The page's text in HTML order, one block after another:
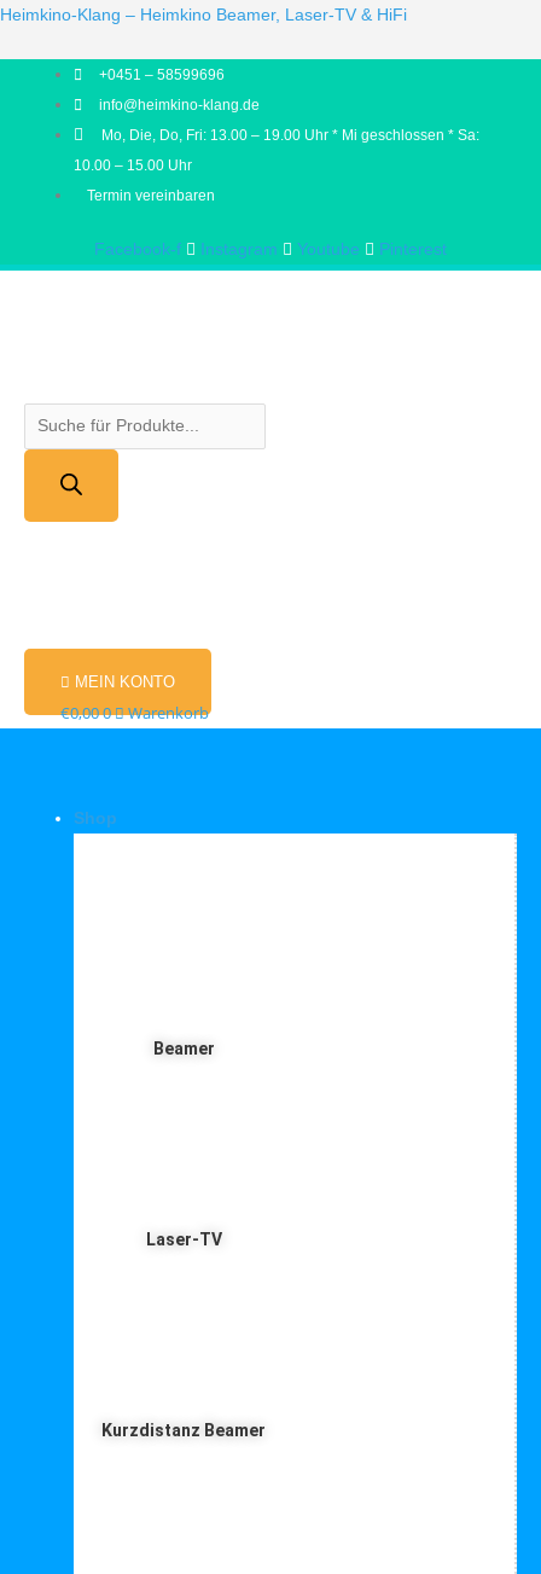
Heimkino-Klang – Heimkino Beamer, Laser-TV & HiFi
+0451 – 58599696
info@heimkino-klang.de
Mo, Die, Do, Fri: 13.00 – 19.00 Uhr * Mi geschlossen * Sa:
10.00 – 15.00 Uhr
Termin vereinbaren
Facebook-f Instagram Youtube Pinterest
Products
MEIN KONTO
€0,000 Warenkorb
Shop
Beamer
Laser-TV
Kurzdistanz Beamer
Products